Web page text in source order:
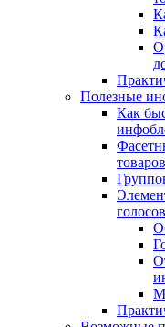
Полезные
Как
товаров